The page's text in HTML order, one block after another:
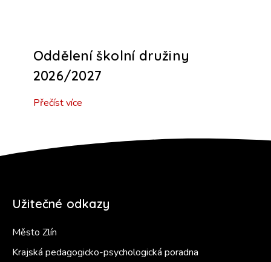
Oddělení školní družiny
2026/2027
Přečíst více
Užitečné odkazy
Město Zlín
Krajská pedagogicko-psychologická poradna